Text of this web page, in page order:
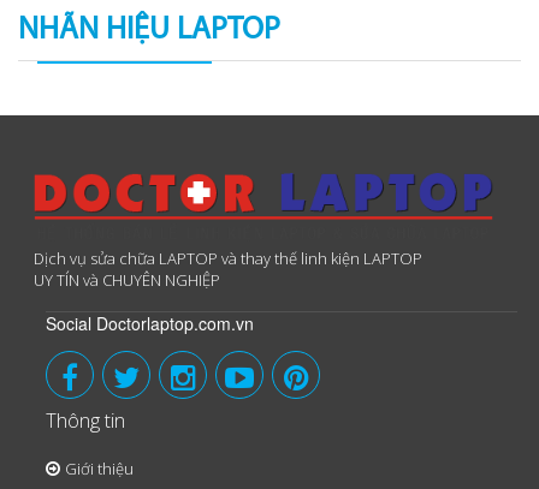
NHÃN HIỆU LAPTOP
Dịch vụ sửa chữa LAPTOP và thay thế linh kiện LAPTOP
UY TÍN và CHUYÊN NGHIỆP
Social Doctorlaptop.com.vn
Thông tin
Giới thiệu